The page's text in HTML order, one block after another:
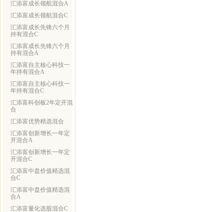
汇添富成长领航混合A
汇添富成长领航混合C
汇添富成长先锋六个月
持有混合C
汇添富成长先锋六个月
持有混合A
汇添富自主核心科技一
年持有混合A
汇添富自主核心科技一
年持有混合C
汇添富科创板2年定开混
合
汇添富优势精选混合
汇添富创新增长一年定
开混合A
汇添富创新增长一年定
开混合C
汇添富中盘价值精选混
合C
汇添富中盘价值精选混
合A
汇添富量化选股混合C